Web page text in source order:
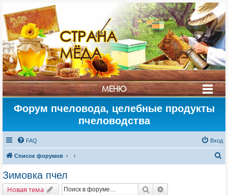
СТРАНА
МЁДА
МЕНЮ
Форум пчеловода, целебные продукты
пчеловодства
FAQ Вход
Список форумов
Зимовка пчел
Новая тема Поиск